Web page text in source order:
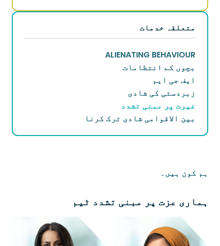
متعلقہ خدمات
ALIENATING BEHAVIOUR
بچوں کے انتظامات
ایف جی ایم
زبردستی کی شادی
غیرت پر مبنی تشدد
بین الاقوامی شادی ترک کرنا
ہم کون ہیں۔
ہماری عزت پر مبنی تشدد ٹیم